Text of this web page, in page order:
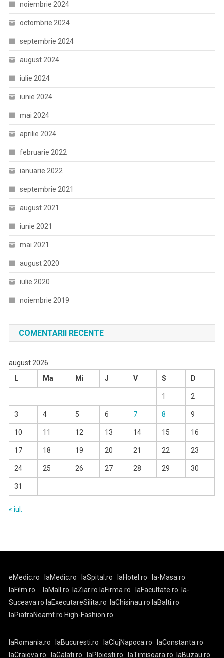
noiembrie 2024
octombrie 2024
septembrie 2024
august 2024
iulie 2024
iunie 2024
mai 2024
aprilie 2024
februarie 2022
ianuarie 2022
septembrie 2021
august 2021
iunie 2021
mai 2021
august 2020
iulie 2020
noiembrie 2019
COMENTARII RECENTE
august 2026
L
Ma Mi J V S D
1 2
3 4 5 6 7 8 9
10 11 12 13 14 15 16
17 18 19 20 21 22 23
24 25 26 27 28 29 30
31
« iul.
eMedic.ro laMedic.ro laSpital.ro laHotel.ro
la-Masa.ro
laFilm.ro
laMall.ro laZiar.rolaFirma.ro laFacultate.ro la-
Suceava.ro laExecutareSilita.ro laChisinau.ro laBalti.ro
laPiatraNeamt.ro High-Fashion.ro
laRomania.ro laBucuresti.ro laClujNapoca.ro
laConstanta.ro
laCraiova.ro
laGalati.ro laPloiesti.ro laTimisoara.ro laBuzau.ro